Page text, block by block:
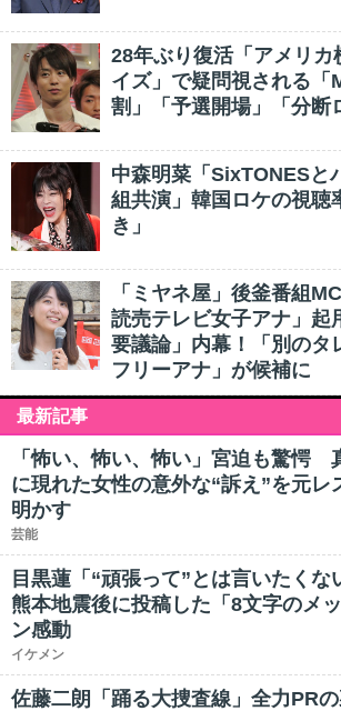
28年ぶり復活「アメリカ
イズ」で疑問視される「
割」「予選開場」「分断
中森明菜「SixTONESと
組共演」韓国ロケの視聴
き」
「ミヤネ屋」後釜番組
読売テレビ女子アナ」起
要議論」内幕！「別のタ
フリーアナ」が候補に
最新記事
「怖い、怖い、怖い」宮迫も驚愕
に現れた女性の意外な“訴え”を元レ
明かす
芸能
目黒蓮「“頑張って”とは言いたく
熊本地震後に投稿した「8文字のメ
ン感動
イケメン
佐藤二朗「踊る大捜査線」全力PR